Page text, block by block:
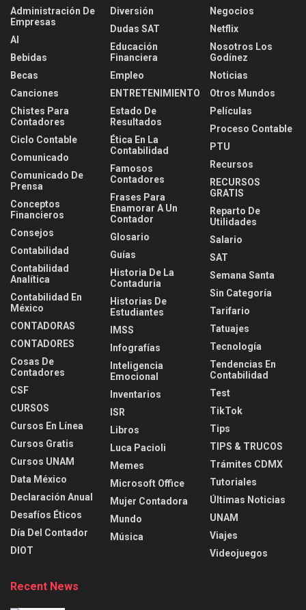
Administración De
Empresas
AI
Bebidas
Becas
Canciones
Chistes Para
Contadores
Ciclo Contable
Comunicado
Comunicado De
Prensa
Conceptos
Financieros
Consejos
Contabilidad
Contabilidad
Analítica
Contabilidad En
México
CONTADORAS
CONTADORES
Cosas De
Contadores
CSF
CURSOS
Cursos En Línea
Cursos Gratis
Cursos UNAM
Data México
Declaración Anual
Desafíos Éticos
Día Del Contador
DIOT
Diversión
Dudas SAT
Educación
Financiera
Empleo
ENTRETENIMIENTO
Estado De
Resultados
Ética En La
Contabilidad
Famosos
Contadores
Frases Para
Enamorar A Un
Contador
Glosario
Guías
Historia De La
Contaduria
Historias De
Estudiantes
IMSS
Infografías
Inteligencia
Emocional
Inventarios
ISR
Libros
Luca Pacioli
Memes
Microsoft Office
Mujer Contadora
Mundo
Música
Negocios
Netflix
Nosotros Los
Godínez
Noticias
Otros Mundos
Películas
Proceso Contable
PTU
Recursos
RECURSOS
GRATIS
Reparto De
Utilidades
Salario
SAT
Semana Santa
Sin Categoría
Tarifario
Tatuajes
Tecnología
Tendencias En
Contabilidad
Test
TikTok
Tips
TIPS & TRUCOS
Trámites CDMX
Tutoriales
Últimas Noticias
UNAM
Viajes
Videojuegos
Recent News